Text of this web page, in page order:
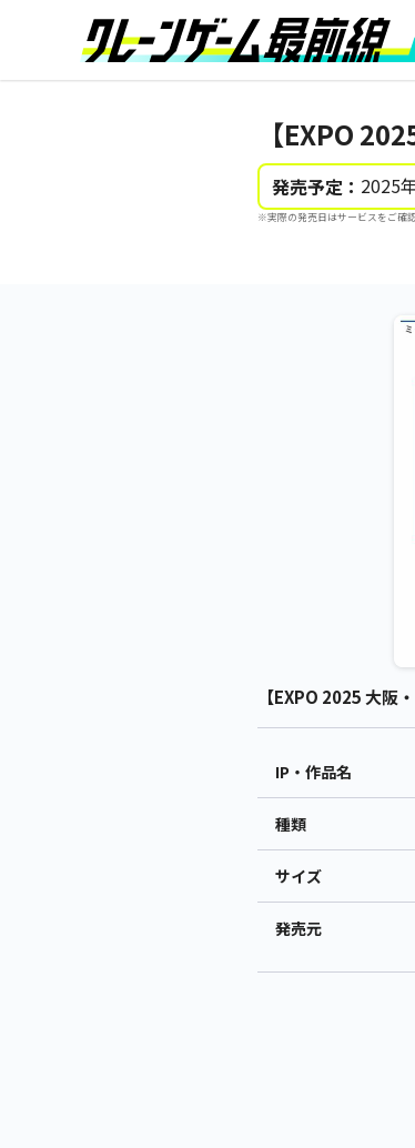
【EXPO
発売予定： 2025
※実際の発売日はサービスをご確認
【EXPO 2025 大
IP・作品名
種類
サイズ
発売元